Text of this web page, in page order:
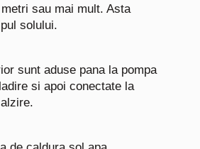
sau mai mult. Asta
solului.
sunt aduse pana la pompa
si apoi conectate la